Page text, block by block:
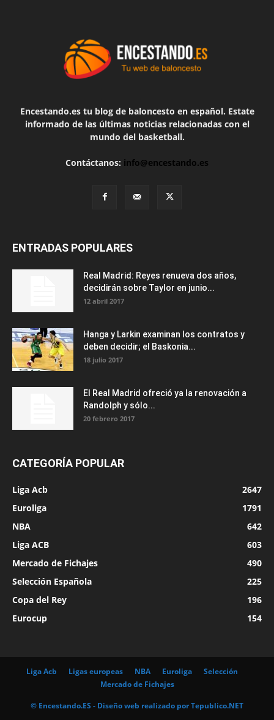
Encestando.es tu blog de baloncesto en español. Estate
informado de las últimas noticias relacionadas con el
mundo del basketball.
Contáctanos: info@encestando.es
ENTRADAS POPULARES
Real Madrid: Reyes renueva dos años,
decidirán sobre Taylor en junio...
12 abril 2017
Hanga y Larkin examinan los contratos y
deben decidir; el Baskonia...
18 julio 2017
El Real Madrid ofreció ya la renovación a
Randolph y sólo...
20 febrero 2017
CATEGORÍA POPULAR
Liga Acb
2647
Euroliga
1791
NBA
642
Liga ACB
603
Mercado de Fichajes
490
Selección Española
225
Copa del Rey
196
Eurocup
154
Liga Acb Ligas europeas NBA Euroliga
Selección
Mercado de Fichajes
© Encestando.ES - Diseño web realizado porTepublico.NET